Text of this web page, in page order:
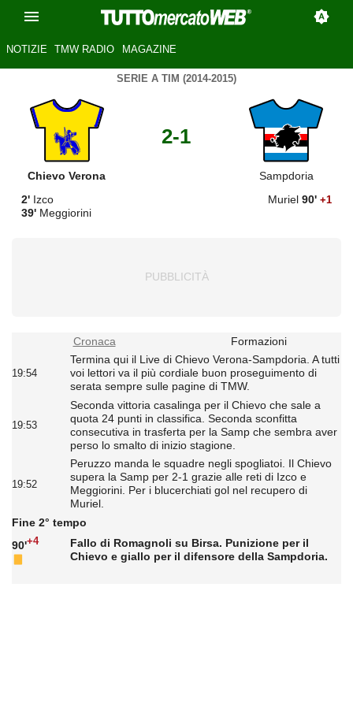
NOTIZIE TMW RADIO MAGAZINE
SERIE A TIM (2014-2015)
Chievo Verona
2-1
Sampdoria
2' Izco
39' Meggiorini
Muriel 90' +1
Cronaca Formazioni
19:54
Termina qui il Live di Chievo Verona-Sampdoria. A tutti
voi lettori va il più cordiale buon proseguimento di
serata sempre sulle pagine di TMW.
19:53
Seconda vittoria casalinga per il Chievo che sale a
quota 24 punti in classifica. Seconda sconfitta
consecutiva in trasferta per la Samp che sembra aver
perso lo smalto di inizio stagione.
19:52
Peruzzo manda le squadre negli spogliatoi. Il Chievo
supera la Samp per 2-1 grazie alle reti di Izco e
Meggiorini. Per i blucerchiati gol nel recupero di
Muriel.
Fine 2° tempo
90'+4
Fallo di Romagnoli su Birsa. Punizione per il
Chievo e giallo per il difensore della Sampdoria.